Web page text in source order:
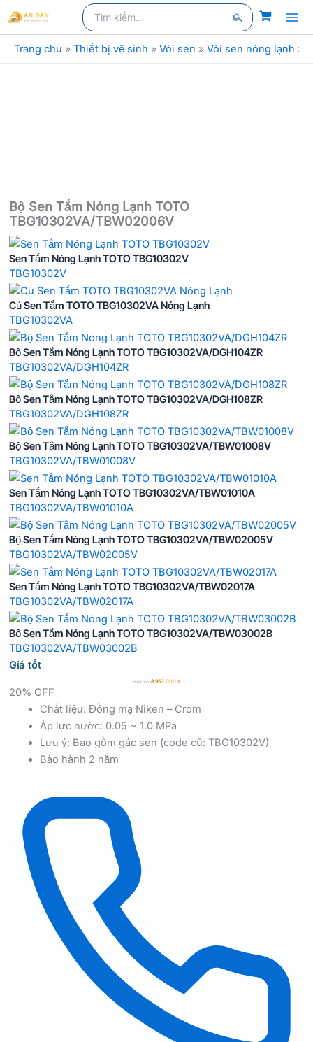
tới
Tìm
kiếm:
Tìm
kiếm
Trang chủ » Thiết bị vệ sinh » Vòi sen » Vòi sen nóng lạnh »
Bộ Sen Tắm Nóng Lạnh TOTO
TBG10302VA/TBW02006V
Sen Tắm Nóng Lạnh TOTO TBG10302V
TBG10302V
Củ Sen Tắm TOTO TBG10302VA Nóng Lạnh
TBG10302VA
Bộ Sen Tắm Nóng Lạnh TOTO TBG10302VA/DGH104ZR
TBG10302VA/DGH104ZR
Bộ Sen Tắm Nóng Lạnh TOTO TBG10302VA/DGH108ZR
TBG10302VA/DGH108ZR
Bộ Sen Tắm Nóng Lạnh TOTO TBG10302VA/TBW01008V
TBG10302VA/TBW01008V
Sen Tắm Nóng Lạnh TOTO TBG10302VA/TBW01010A
TBG10302VA/TBW01010A
Bộ Sen Tắm Nóng Lạnh TOTO TBG10302VA/TBW02005V
TBG10302VA/TBW02005V
Sen Tắm Nóng Lạnh TOTO TBG10302VA/TBW02017A
TBG10302VA/TBW02017A
Bộ Sen Tắm Nóng Lạnh TOTO TBG10302VA/TBW03002B
TBG10302VA/TBW03002B
Giá tốt
11.183.000₫8.953.000 ₫
20% OFF
Chất liệu: Đồng mạ Niken – Crom
Áp lực nước: 0.05 ~ 1.0 MPa
Lưu ý: Bao gồm gác sen (code cũ: TBG10302V)
Bảo hành 2 năm